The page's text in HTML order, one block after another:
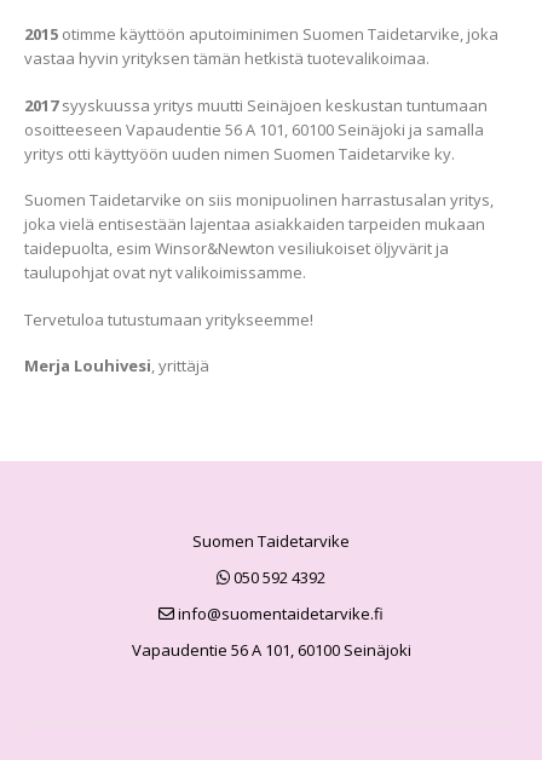
2015 otimme käyttöön aputoiminimen Suomen Taidetarvike, joka
vastaa hyvin yrityksen tämän hetkistä tuotevalikoimaa.
2017syyskuussa yritys muutti Seinäjoen keskustan tuntumaan
osoitteeseen Vapaudentie 56 A 101, 60100 Seinäjoki ja samalla
yritys otti käyttyöön uuden nimen Suomen Taidetarvike ky.
Suomen Taidetarvike on siis monipuolinen harrastusalan yritys,
joka vielä entisestään lajentaa asiakkaiden tarpeiden mukaan
taidepuolta, esim Winsor&Newton vesiliukoiset öljyvärit ja
taulupohjat ovat nyt valikoimissamme.
Tervetuloa tutustumaan yritykseemme!
Merja Louhivesi, yrittäjä
Suomen Taidetarvike
050 592 4392
info@suomentaidetarvike.fi
Vapaudentie 56 A 101, 60100 Seinäjoki